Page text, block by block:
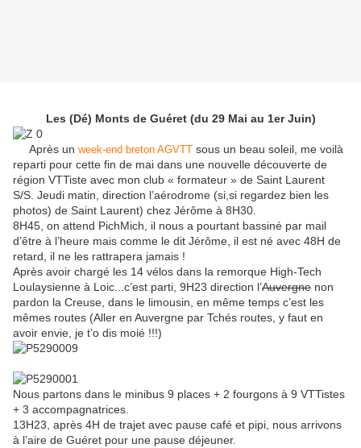
Les (Dé) Monts de Guéret (du 29 Mai au 1er Juin)
Après un week-end breton AGVTT sous un beau soleil, me voilà
reparti pour cette fin de mai dans une nouvelle découverte de
région VTTiste avec mon club « formateur » de Saint Laurent
S/S. Jeudi matin, direction l’aérodrome (si,si regardez bien les
photos) de Saint Laurent) chez Jérôme à 8H30.
8H45, on attend PichMich, il nous a pourtant bassiné par mail
d’être à l’heure mais comme le dit Jérôme, il est né avec 48H de
retard, il ne les rattrapera jamais !
Après avoir chargé les 14 vélos dans la remorque High-Tech
Loulaysienne à Loic...c’est parti, 9H23 direction l’Auvergne non
pardon la Creuse, dans le limousin, en même temps c’est les
mêmes routes (Aller en Auvergne par Tchés routes, y faut en
avoir envie, je t’o dis moié !!!)
Nous partons dans le minibus 9 places + 2 fourgons à 9 VTTistes
+ 3 accompagnatrices.
13H23, après 4H de trajet avec pause café et pipi, nous arrivons
à l’aire de Guéret pour une pause déjeuner.